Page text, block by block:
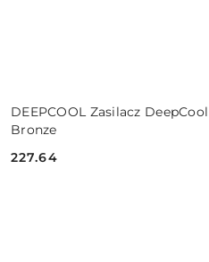
DEEPCOOL Zasilacz
Bronze
Cena:
227.64